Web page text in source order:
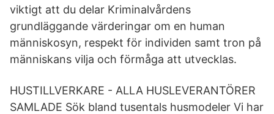
viktigt att du delar Kriminalvårdens
grundläggande värderingar om en human
människosyn, respekt för individen samt tron på
människans vilja och förmåga att utvecklas.
HUSTILLVERKARE - ALLA HUSLEVERANTÖRER
SAMLADE Sök bland tusentals husmodeler Vi har